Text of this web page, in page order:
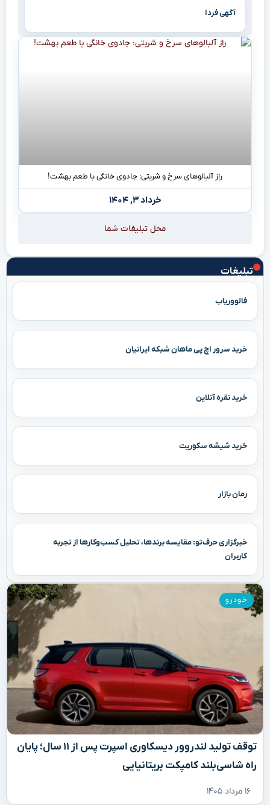
فالووریاب
خرید سرور اچ پی ماهان شبکه ایرانیان
خرید نقره آنلاین
خرید شیشه سکوریت
رمان بازار
خبرگزاری حرف‌تو: مقایسه برندها، تحلیل کسب‌وکارها از تجربه
کاربران
توقف تولید لندروور دیسکاوری اسپرت پس از ۱۱ سال؛ پایان
شاسی‌بلند کامپکت بریتانیایی
خودرو
آگهی فردا
راز آلبالوهای سرخ و شربتی: جادوی خانگی با طعم بهشت!
خرداد ۳, ۱۴۰۴
محل تبلیغات شما